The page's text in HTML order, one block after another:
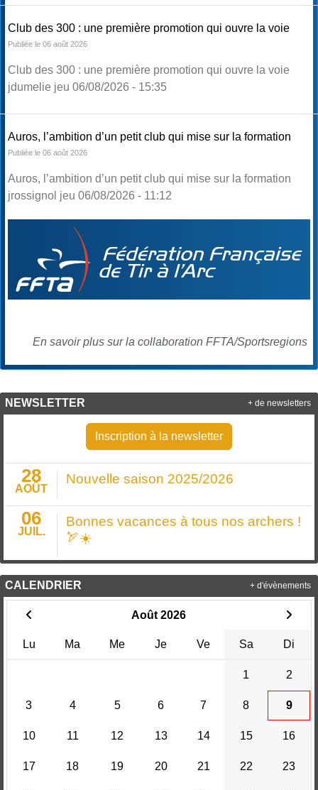
Club des 300 : une première promotion qui ouvre la voie
Publiée le 06 août 2026
Club des 300 : une première promotion qui ouvre la voie
jdumelie jeu 06/08/2026 - 15:35
Auros, l’ambition d’un petit club qui mise sur la formation
Publiée le 06 août 2026
Auros, l’ambition d’un petit club qui mise sur la formation
jrossignol jeu 06/08/2026 - 11:12
En savoir plus sur la collaboration FFTA/Sportsregions
NEWSLETTER
Inscription à la newsletter
28
AOÛT
Nouvelle saison 2025/2026
06
JUIL.
Bonnes vacances à tous nos archers !
🏹☀️
+ de newsletters
CALENDRIER
Août 2026
Lu Ma Me Je Ve Sa Di
1 2
3 4 5 6 7 8 9
10 11 12 13 14 15 16
17 18 19 20 21 22 23
+ d'évènements